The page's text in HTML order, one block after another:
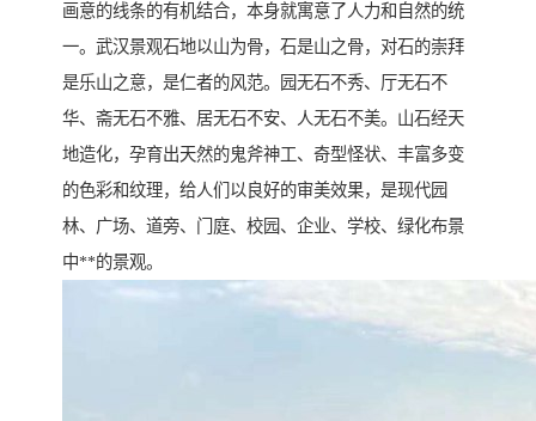
画意的线条的有机结合，本身就寓意了人力和自然的统
一。武汉景观石地以山为骨，石是山之骨，对石的崇拜
是乐山之意，是仁者的风范。园无石不秀、厅无石不
华、斋无石不雅、居无石不安、人无石不美。山石经天
地造化，孕育出天然的鬼斧神工、奇型怪状、丰富多变
的色彩和纹理，给人们以良好的审美效果，是现代园
林、广场、道旁、门庭、校园、企业、学校、绿化布景
中**的景观。